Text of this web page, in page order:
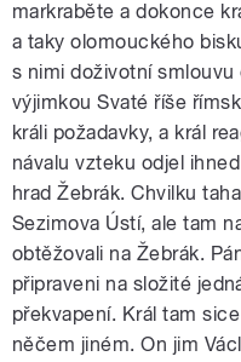
markraběte a dokonce
a taky olomouckého
s nimi doživotní
výjimkou Svaté říše
králi požadavky, a král
návalu vzteku odjel
hrad Žebrák. Chvilku
Sezimova Ústí, ale tam
obtěžovali na Žebrák.
připraveni na složité
překvapení. Král tam
něčem jiném. On jim